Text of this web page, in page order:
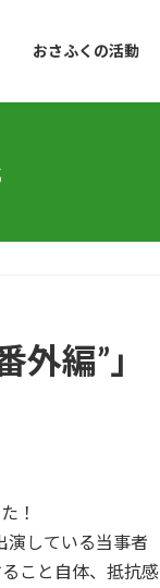
おさふくの活動
編”」
！
演している当事者
こと自体、抵抗感